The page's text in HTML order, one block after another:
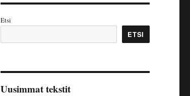
Etsi
ETSI
Uusimmat tekstit